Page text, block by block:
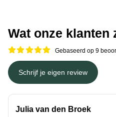
Wat onze klanten
Gebaseerd op 9
Schrijf je eigen review
Julia van den Broek